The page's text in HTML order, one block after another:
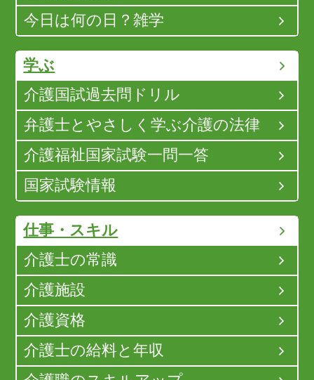
今日は何の日？雑学
学ぶ
介護国試過去問ドリル
弁護士とやさしく学ぶ介護の法律
介護福祉国家試験一問一答
国家試験情報
仕事・スキル
介護士の常識
介護施設
介護資格
介護士の給料と年収